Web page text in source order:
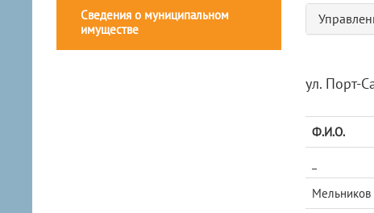
Сведения о муниципальном
имуществе
ул. Порт-
Ф.И.О.
Мельников